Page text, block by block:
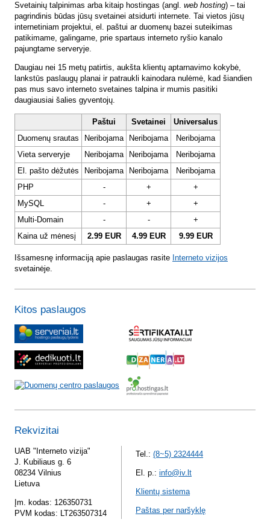
Svetainių talpinimas arba kitaip hostingas (angl. web hosting) – tai
pagrindinis būdas jūsų svetainei atsidurti internete. Tai vietos jūsų
internetiniam projektui, el. paštui ar duomenų bazei suteikimas
patikimame, galingame, prie spartaus interneto ryšio kanalo
pajungtame serveryje.
Daugiau nei 15 metų patirtis, aukšta klientų aptarnavimo kokybė,
lankstūs paslaugų planai ir patraukli kainodara nulėmė, kad šiandien
pas mus savo interneto svetaines talpina ir mumis pasitiki
daugiausiai šalies gyventojų.
Paštui Svetainei
Universalus
Duomenų srautas
Neribojama Neribojama
Neribojama
Vieta serveryje
Neribojama Neribojama
Neribojama
El. pašto dėžutės
Neribojama Neribojama
Neribojama
PHP
- +
+
MySQL
- +
+
Multi-Domain
- -
+
Kaina už mėnesį
2.99 EUR 4.99 EUR 9.99 EUR
Išsamesnę informaciją apie paslaugas rasite Interneto vizijos
svetainėje.
Kitos paslaugos
Rekvizitai
UAB "Interneto vizija"
J. Kubiliaus g. 6
08234 Vilnius
Lietuva
Įm. kodas: 126350731
PVM kodas: LT263507314
Tel.: (8~5) 2324444
El. p.: info@iv.lt
Klientų sistema
Paštas per naršyklę